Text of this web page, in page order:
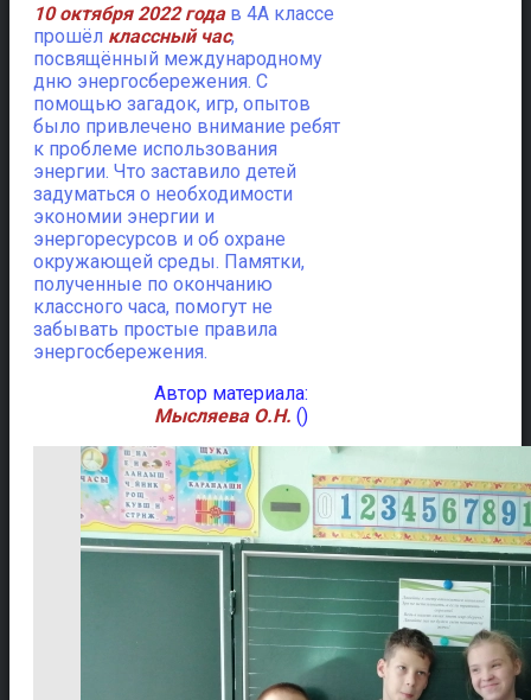
10 октября 2022 годав 4А классе
прошёл классный час,
посвящённый международному
дню энергосбережения. С
помощью загадок, игр, опытов
было привлечено внимание ребят
к проблеме использования
энергии. Что заставило детей
задуматься о необходимости
экономии энергии и
энергоресурсов и об охране
окружающей среды. Памятки,
полученные по окончанию
классного часа, помогут не
забывать простые правила
энергосбережения.
Автор материала:
Мысляева О.Н. ()